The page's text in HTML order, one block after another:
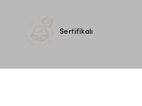
Sertifikalı